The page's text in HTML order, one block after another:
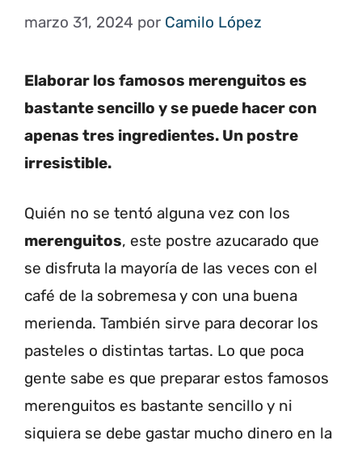
marzo 31, 2024 por Camilo López
Elaborar los famosos merenguitos es
bastante sencillo y se puede hacer con
apenas tres ingredientes. Un postre
irresistible.
Quién no se tentó alguna vez con los
merenguitos, este postre azucarado que
se disfruta la mayoría de las veces con el
café de la sobremesa y con una buena
merienda. También sirve para decorar los
pasteles o distintas tartas. Lo que poca
gente sabe es que preparar estos famosos
merenguitos es bastante sencillo y ni
siquiera se debe gastar mucho dinero en la